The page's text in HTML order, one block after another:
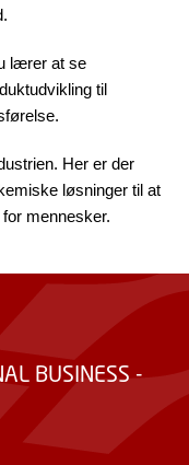
lærer at se
til
Her er der
løsninger til at
mennesker.
BUSINESS -